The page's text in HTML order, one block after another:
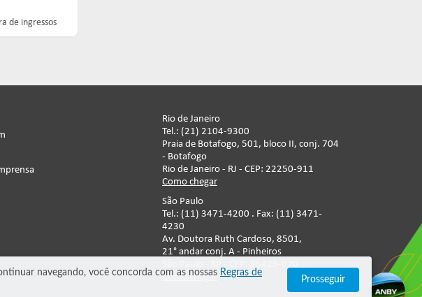
navegando, você concorda com as nossas Regras de
Prosseguir
de ingressos
Rio de Janeiro
Tel.: (21) 2104-9300
Praia de Botafogo, 501, bloco II, conj. 704
- Botafogo
Rio de Janeiro - RJ - CEP: 22250-911
Como chegar
São Paulo
Tel.: (11) 3471-4200 . Fax: (11) 3471-
4230
Av. Doutora Ruth Cardoso, 8501,
21° andar conj. A - Pinheiros
Como chegar